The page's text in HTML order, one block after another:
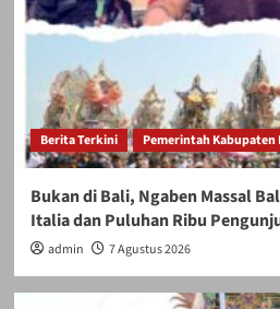
Berita Terkini Pemerintah Kabupaten
Bukan di Bali, Ngaben Massal
Italia dan Puluhan Ribu
admin 7 Agustus 2026